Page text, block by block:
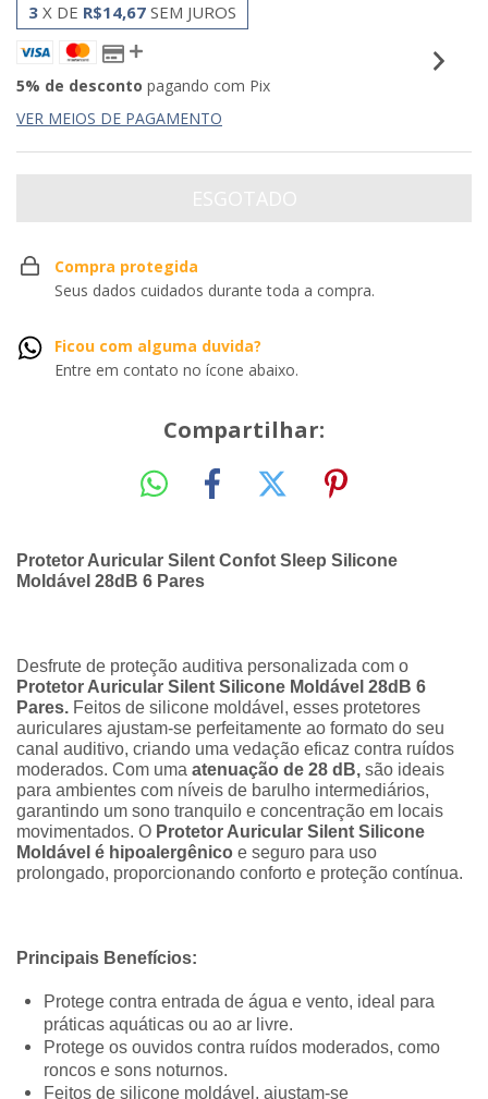
3 X DE R$14,67 SEM JUROS
5% de desconto pagando com Pix
VER MEIOS DE PAGAMENTO
Compra protegida
Seus dados cuidados durante toda a compra.
Ficou com alguma duvida?
Entre em contato no ícone abaixo.
Compartilhar:
Protetor Auricular Silent Confot Sleep Silicone
Moldável 28dB 6 Pares
Desfrute de proteção auditiva personalizada com o
Protetor Auricular Silent Silicone Moldável 28dB 6
Pares. Feitos de silicone moldável, esses protetores
auriculares ajustam-se perfeitamente ao formato do seu
canal auditivo, criando uma vedação eficaz contra ruídos
moderados. Com uma atenuação de 28 dB, são ideais
para ambientes com níveis de barulho intermediários,
garantindo um sono tranquilo e concentração em locais
movimentados. O Protetor Auricular Silent Silicone
Moldável é hipoalergênico e seguro para uso
prolongado, proporcionando conforto e proteção contínua.
Principais Benefícios:
Protege contra entrada de água e vento, ideal para
práticas aquáticas ou ao ar livre.
Protege os ouvidos contra ruídos moderados, como
roncos e sons noturnos.
Feitos de silicone moldável, ajustam-se